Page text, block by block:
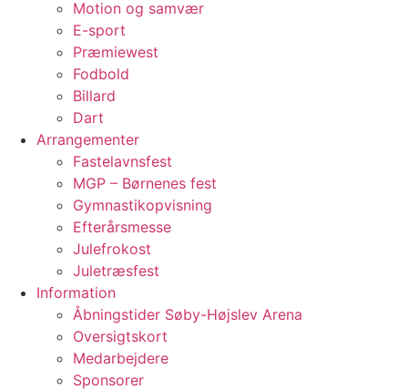
Motion og samvær
E-sport
Præmiewest
Fodbold
Billard
Dart
Arrangementer
Fastelavnsfest
MGP – Børnenes fest
Gymnastikopvisning
Efterårsmesse
Julefrokost
Juletræsfest
Information
Åbningstider Søby-Højslev Arena
Oversigtskort
Medarbejdere
Sponsorer